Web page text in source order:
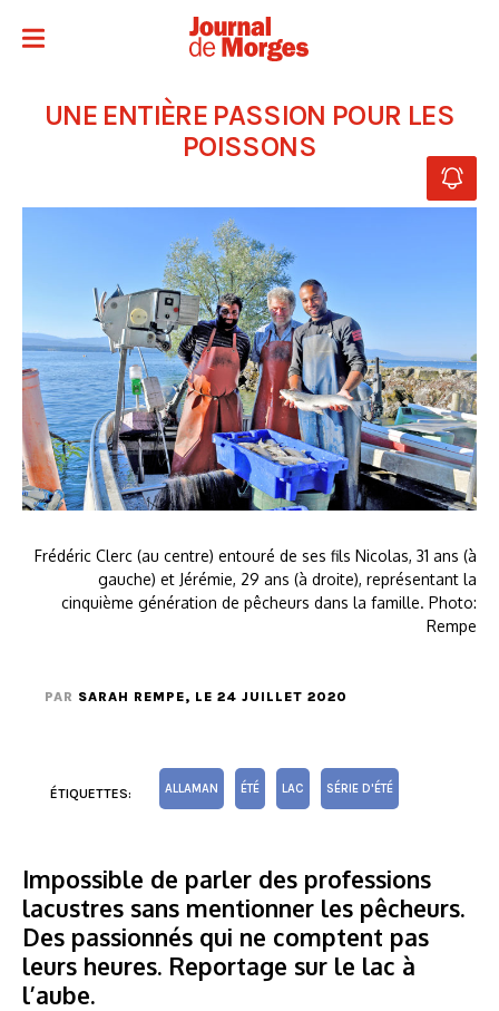
UNE ENTIÈRE PASSION POUR LES
POISSONS
Frédéric Clerc (au centre) entouré de ses fils Nicolas, 31 ans (à
gauche) et Jérémie, 29 ans (à droite), représentant la
cinquième génération de pêcheurs dans la famille. Photo:
Rempe
PAR SARAH REMPE, LE 24 JUILLET 2020
ÉTIQUETTES: ALLAMAN ÉTÉ LAC SÉRIE D'ÉTÉ
Impossible de parler des professions
lacustres sans mentionner les pêcheurs.
Des passionnés qui ne comptent pas
leurs heures. Reportage sur le lac à
l’aube.